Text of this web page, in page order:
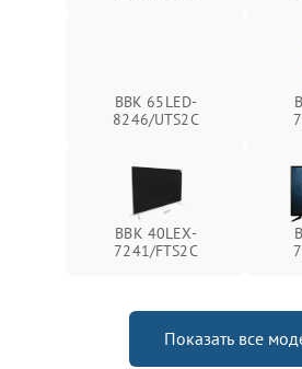
BBK 65LED-
8246/UTS2C
BBK 40LEX-
7241/FTS2C
Показать все